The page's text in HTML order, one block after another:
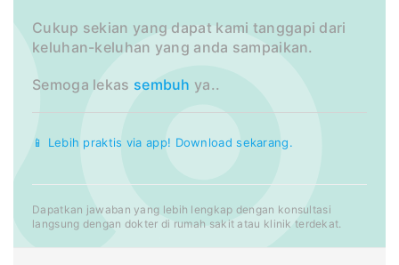
Cukup sekian yang dapat kami tanggapi dari
keluhan-keluhan yang anda sampaikan.
Semoga lekas sembuh ya..
📱 Lebih praktis via app! Download sekarang.
Dapatkan jawaban yang lebih lengkap dengan konsultasi
langsung dengan dokter di rumah sakit atau klinik terdekat.